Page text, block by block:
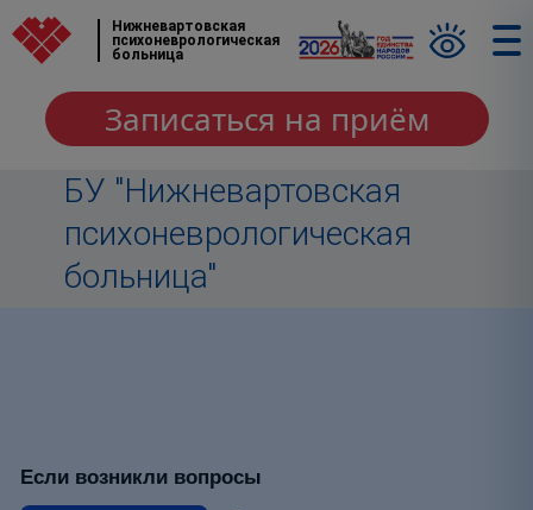
Нижневартовская
психоневрологическая
больница
Записаться на приём
БУ "Нижневартовская
психоневрологическая
больница"
Если возникли вопросы